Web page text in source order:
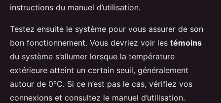
instructions du manuel d’utilisation.
Testez ensuite le système pour vous assurer de son
bon fonctionnement. Vous devriez voir les témoins
du système s’allumer lorsque la température
extérieure atteint un certain seuil, généralement
autour de 0°C. Si ce n’est pas le cas, vérifiez vos
connexions et consultez le manuel d’utilisation.